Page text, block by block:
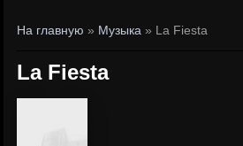
На главную » Музыка » La Fiesta
La Fiesta